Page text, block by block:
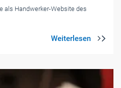
als Handwerker-Website des